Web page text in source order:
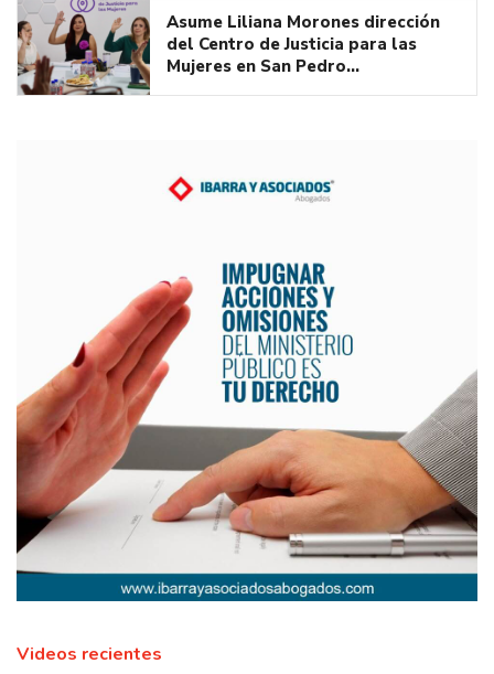
Asume Liliana Morones dirección
del Centro de Justicia para las
Mujeres en San Pedro…
Videos recientes